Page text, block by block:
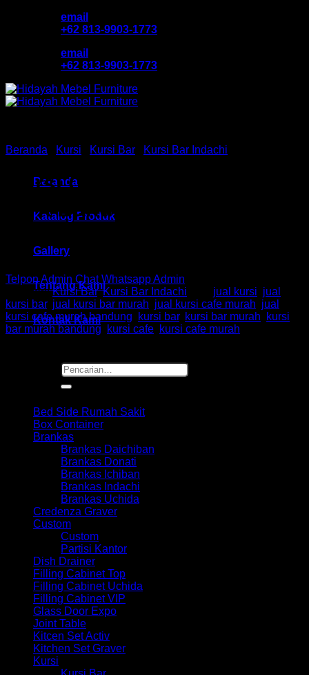
email
+62 813-9903-1773
email
+62 813-9903-1773
Beranda
Katalog Produk
Gallery
Tentang Kami
Kontak Kami
Pencarian
untuk:
Beranda Kursi Kursi Bar Kursi Bar Indachi
Kursi Cafe / Bar Ind HM ST
04 X Bandung
Telpon Admin Chat Whatsapp Admin
Kategori:Kursi Bar,Kursi Bar Indachi jual kursi jual
kursi bar, jual kursi bar murah jual kursi cafe murah jual
kursi cafe murah bandung
kursi bar, kursi bar murah
kursi
bar murah bandung
kursi cafe kursi cafe murah
Bed Side Rumah Sakit
Box Container
Brankas
Brankas Daichiban
Brankas Donati
Brankas Ichiban
Brankas Indachi
Brankas Uchida
Credenza Graver
Custom
Custom
Partisi Kantor
Dish Drainer
Filling Cabinet Top
Filling Cabinet Uchida
Filling Cabinet VIP
Glass Door Expo
Joint Table
Kitcen Set Activ
Kitchen Set Graver
Kursi